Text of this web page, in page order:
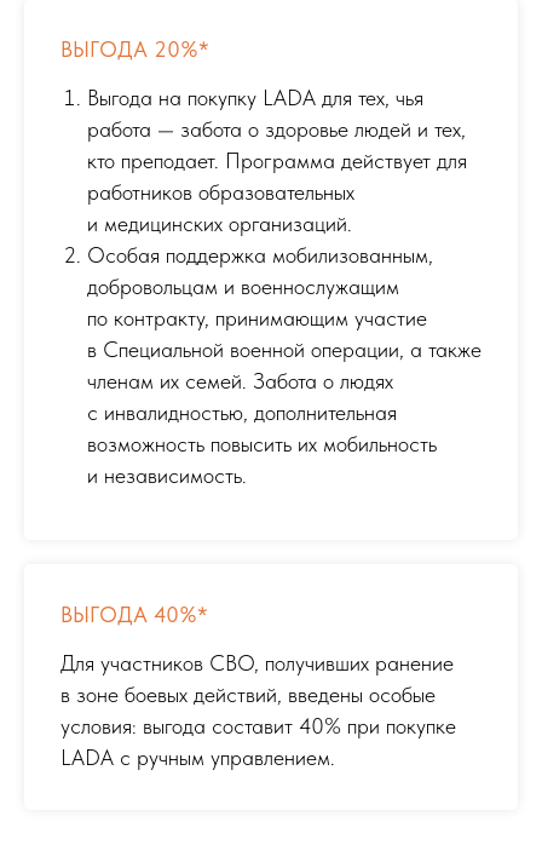
ВЫГОДА 20%*
Выгода на покупку LADA для тех, чья
работа — забота о здоровье людей и тех,
кто преподает. Программа действует для
работников образовательных
и медицинских организаций.
Особая поддержка мобилизованным,
добровольцам и военнослужащим
по контракту, принимающим участие
в Специальной военной операции, а также
членам их семей. Забота о людях
с инвалидностью, дополнительная
возможность повысить их мобильность
и независимость.
ВЫГОДА 40%*
Для участников СВО, получивших ранение
в зоне боевых действий, введены особые
условия: выгода составит 40% при покупке
LADA с ручным управлением.